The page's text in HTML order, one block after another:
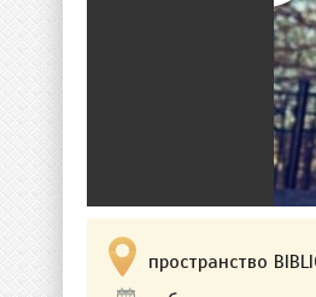
пространство